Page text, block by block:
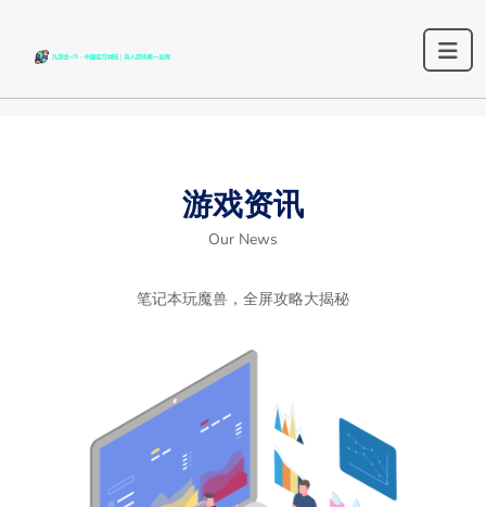
游戏资讯
Our News
笔记本玩魔兽，全屏攻略大揭秘